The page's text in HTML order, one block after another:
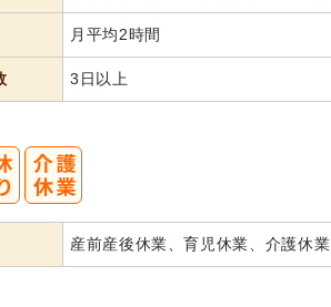
月平均2時間
3日以上
産前産後休業、育児休業、介護休業